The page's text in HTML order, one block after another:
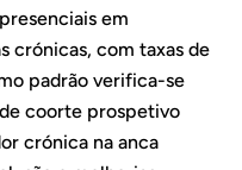
em
crónicas, com taxas de
padrão verifica-se
coorte prospetivo
crónica na anca